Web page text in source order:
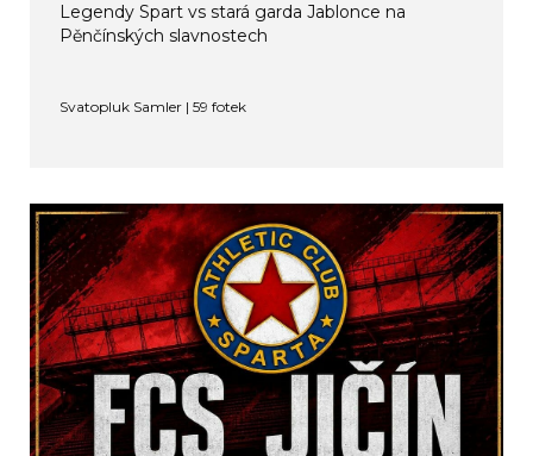
Legendy Spart vs stará garda Jablonce na
Pěnčínských slavnostech
Svatopluk Samler | 59 fotek